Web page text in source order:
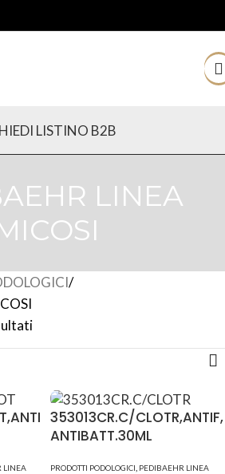
LISTINO B2B
LINEA
LINEA
353013CR.C/CLOTR,ANTIF,
ANTIBATT.30ML
PRODOTTI PODOLOGICI PEDIBAEHR LINEA